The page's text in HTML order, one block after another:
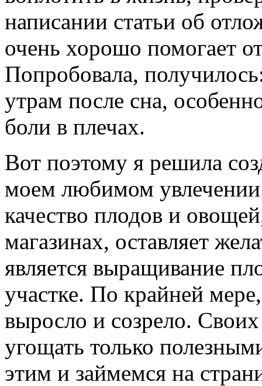
написании статьи об
очень хорошо помогает
Попробовала,
утрам после сна,
боли в плечах.
Вот поэтому я решила
моем любимом
качество плодов и
магазинах, оставляет
является выращивание
участке. По крайней
выросло и созрело.
угощать только
этим и займемся на